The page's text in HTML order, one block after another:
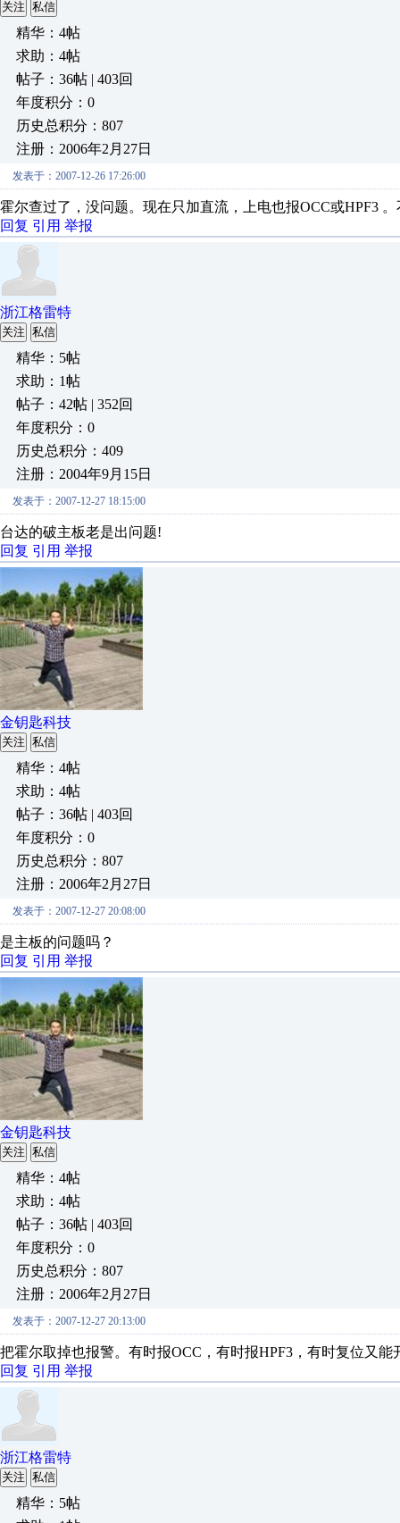
关注 私信
精华：4帖
求助：4帖
帖子：36帖 | 403回
年度积分：0
历史总积分：807
注册：2006年2月27日
发表于：2007-12-26 17:26:00
霍尔查过了，没问题。现在只加直流，上电也报OCC或HPF3
回复 引用 举报
浙江格雷特
关注 私信
精华：5帖
求助：1帖
帖子：42帖 | 352回
年度积分：0
历史总积分：409
注册：2004年9月15日
发表于：2007-12-27 18:15:00
台达的破主板老是出问题!
回复 引用 举报
金钥匙科技
关注 私信
精华：4帖
求助：4帖
帖子：36帖 | 403回
年度积分：0
历史总积分：807
注册：2006年2月27日
发表于：2007-12-27 20:08:00
是主板的问题吗？
回复 引用 举报
金钥匙科技
关注 私信
精华：4帖
求助：4帖
帖子：36帖 | 403回
年度积分：0
历史总积分：807
注册：2006年2月27日
发表于：2007-12-27 20:13:00
把霍尔取掉也报警。有时报OCC，有时报HPF3，有时复位又
回复 引用 举报
浙江格雷特
关注 私信
精华：5帖